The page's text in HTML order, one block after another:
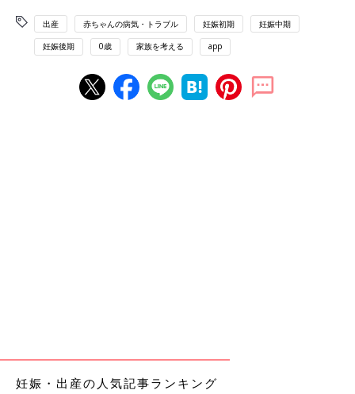
出産 赤ちゃんの病気・トラブル 妊娠初期 妊娠中期
妊娠後期 0歳 家族を考える app
妊娠・出産の人気記事ランキング